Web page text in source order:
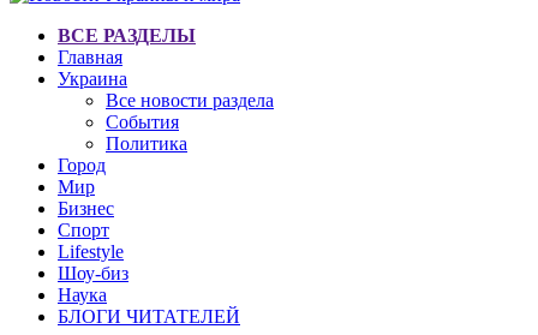
ВСЕ РАЗДЕЛЫ
Главная
Украина
Все новости раздела
События
Политика
Город
Мир
Бизнес
Спорт
Lifestyle
Шоу-биз
Наука
БЛОГИ ЧИТАТЕЛЕЙ